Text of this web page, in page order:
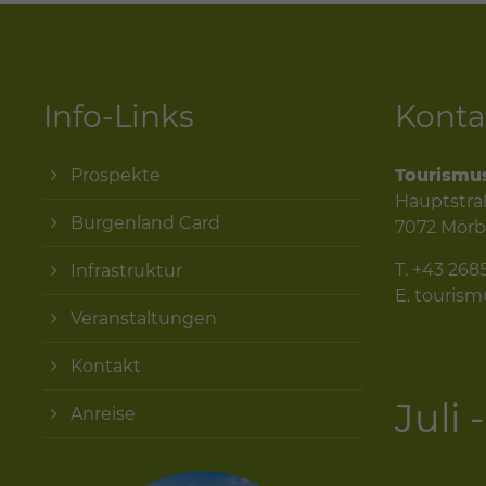
Info-Links
Prospekte
Burgenland Card
Infrastruktur
Veranstaltungen
Kontakt
Anreise
7072
T. +43
E.
Juli